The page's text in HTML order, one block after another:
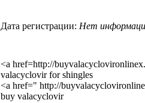
Дата регистрации: Нет
<a href=http://
valacyclovir for shingles
<a href=" http://
buy valacyclovir